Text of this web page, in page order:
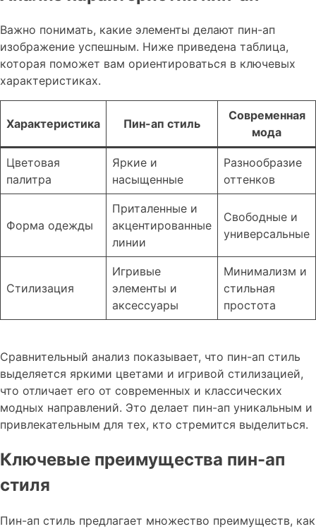
Важно понимать, какие элементы делают пин-ап
изображение успешным. Ниже приведена таблица,
которая поможет вам ориентироваться в ключевых
характеристиках.
Характеристика Пин-ап стиль
Современная
мода
Цветовая
палитра
Яркие и
насыщенные
Разнообразие
оттенков
Форма одежды
Приталенные и
акцентированные
линии
Свободные и
универсальные
Стилизация
Игривые
элементы и
аксессуары
Минимализм и
стильная
простота
Сравнительный анализ показывает, что пин-ап стиль
выделяется яркими цветами и игривой стилизацией,
что отличает его от современных и классических
модных направлений. Это делает пин-ап уникальным и
привлекательным для тех, кто стремится выделиться.
Ключевые преимущества пин-ап
стиля
Пин-ап стиль предлагает множество преимуществ, как